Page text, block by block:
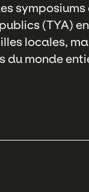
symposiums
(TYA)
locales,
du monde